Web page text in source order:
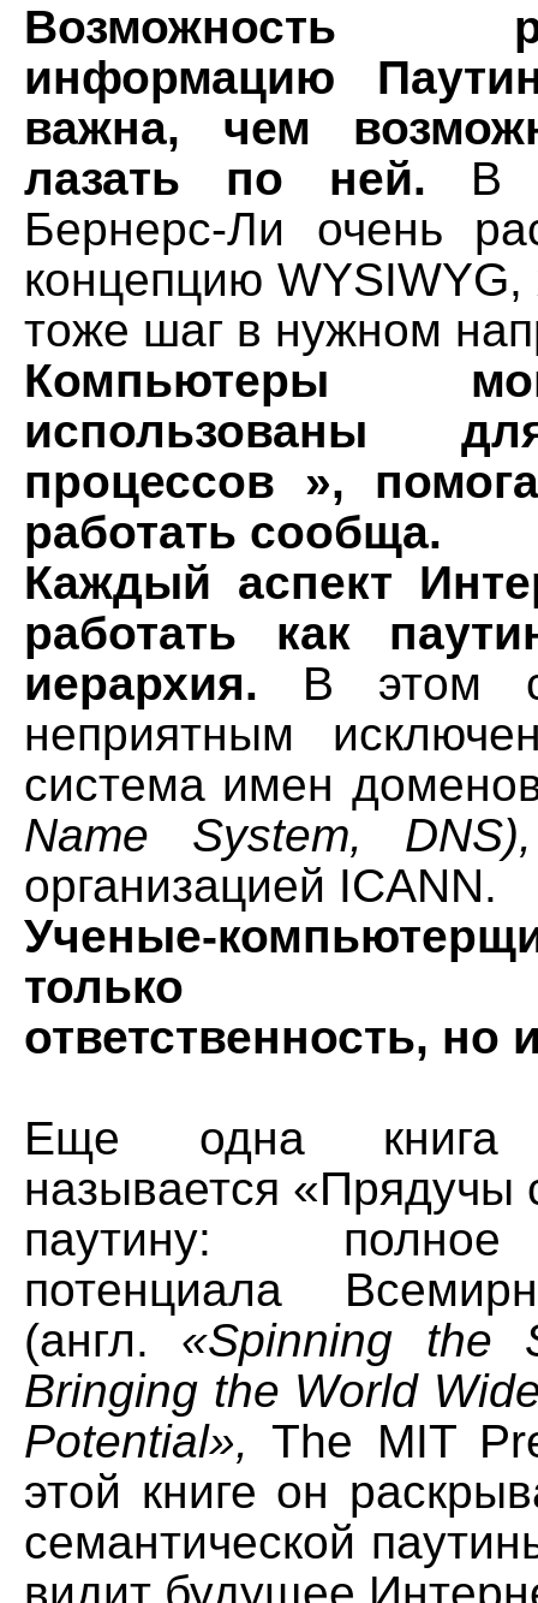
Возможность
информацию
важна, чем
лазать по ней. В
Бернерс-Ли очень
концепцию WYSIWYG,
тоже шаг в нужном
Компьютеры
использованы
процессов »,
работать сообща.
Каждый аспект
работать как
иерархия. В этом
неприятным
система имен
Name System, DNS),
организацией ICANN.
Ученые-
только
ответственность,
Еще одна книга
называется «Прядучы
паутину:
потенциала
(англ. «Spinning the
Bringing the World
Potential», The MIT
этой книге он
семантической